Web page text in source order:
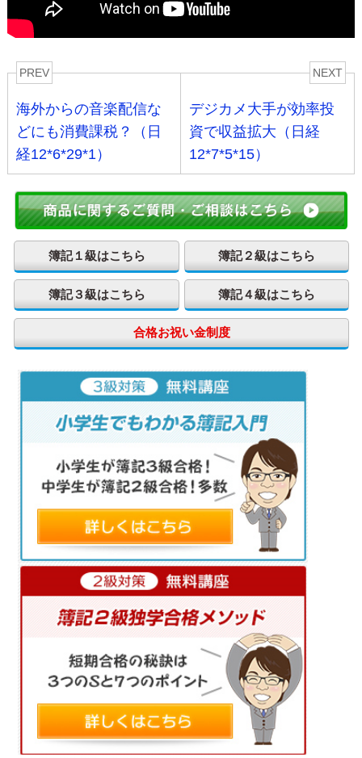
PREV
海外からの音楽配信な
どにも消費課税？（日
経12*6*29*1）
NEXT
デジカメ大手が効率投
資で収益拡大（日経
12*7*5*15）
簿記１級はこちら 簿記２級はこちら
簿記３級はこちら 簿記４級はこちら
合格お祝い金制度